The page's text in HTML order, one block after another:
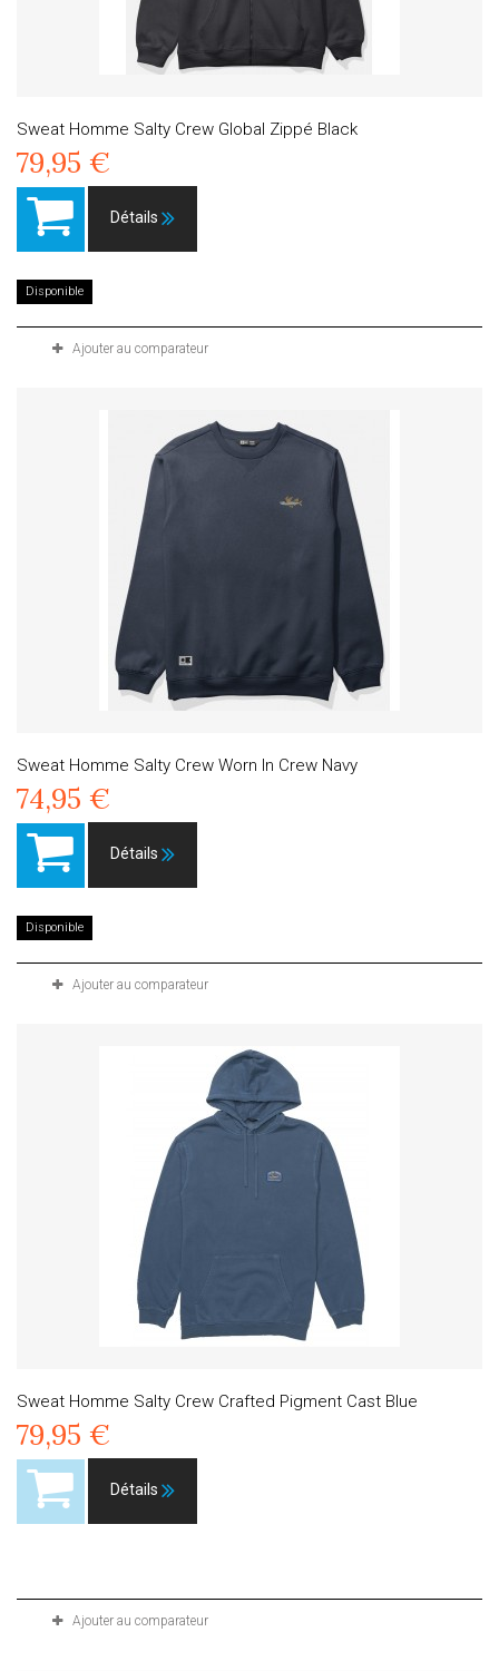
Sweat Homme Salty Crew Global Zippé Black
79,95 €
Détails
Disponible
Ajouter au comparateur
Sweat Homme Salty Crew Worn In Crew Navy
74,95 €
Détails
Disponible
Ajouter au comparateur
Sweat Homme Salty Crew Crafted Pigment Cast Blue
79,95 €
Détails
Ajouter au comparateur